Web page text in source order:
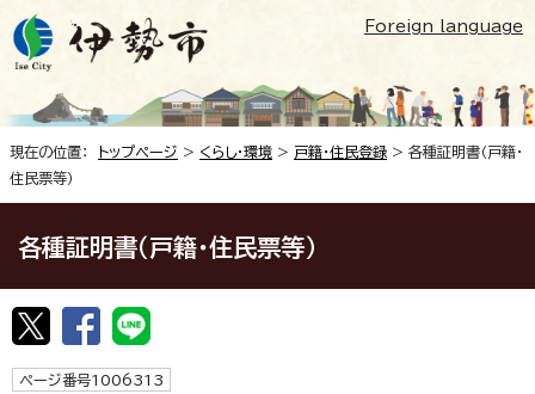
Foreign language
現在の位置： トップページ > くらし・環境 > 戸籍・住民登録 > 各種証明書（戸籍・
住民票等）
各種証明書（戸籍・住民票等）
ページ番号1006313